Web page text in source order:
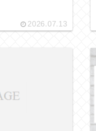
2026.07.13